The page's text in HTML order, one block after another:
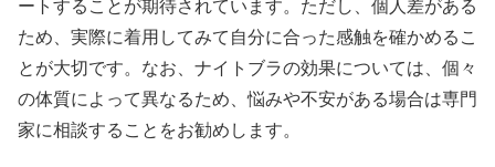
ートすることが期待されています。ただし、個人差がある
ため、実際に着用してみて自分に合った感触を確かめるこ
とが大切です。なお、ナイトブラの効果については、個々
の体質によって異なるため、悩みや不安がある場合は専門
家に相談することをお勧めします。